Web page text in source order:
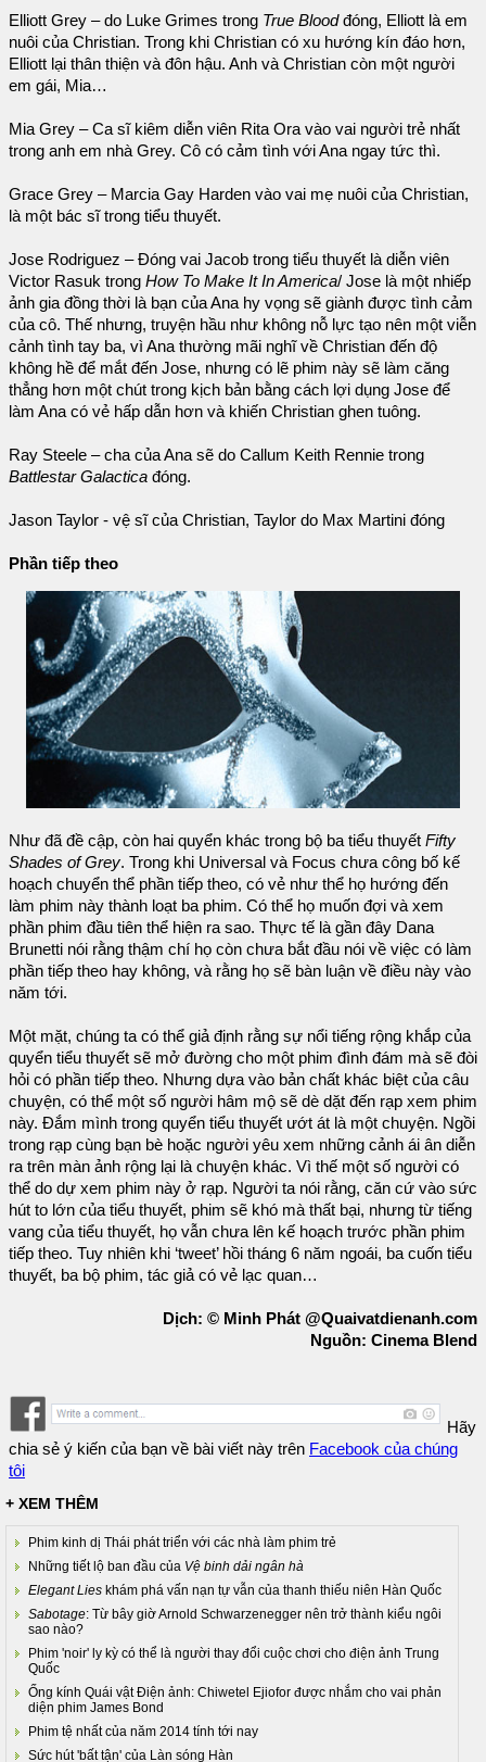
Elliott Grey – do Luke Grimes trong True Bloodđóng, Elliott là em
nuôi của Christian. Trong khi Christian có xu hướng kín đáo hơn,
Elliott lại thân thiện và đôn hậu. Anh và Christian còn một người
em gái, Mia…
Mia Grey – Ca sĩ kiêm diễn viên Rita Ora vào vai người trẻ nhất
trong anh em nhà Grey. Cô có cảm tình với Ana ngay tức thì.
Grace Grey – Marcia Gay Harden vào vai mẹ nuôi của Christian,
là một bác sĩ trong tiểu thuyết.
Jose Rodriguez – Đóng vai Jacob trong tiểu thuyết là diễn viên
Victor Rasuk trong How To Make It In America/ Jose là một nhiếp
ảnh gia đồng thời là bạn của Ana hy vọng sẽ giành được tình cảm
của cô. Thế nhưng, truyện hầu như không nỗ lực tạo nên một viễn
cảnh tình tay ba, vì Ana thường mãi nghĩ về Christian đến độ
không hề để mắt đến Jose, nhưng có lẽ phim này sẽ làm căng
thẳng hơn một chút trong kịch bản bằng cách lợi dụng Jose để
làm Ana có vẻ hấp dẫn hơn và khiến Christian ghen tuông.
Ray Steele – cha của Ana sẽ do Callum Keith Rennie trong
Battlestar Galactica đóng.
Jason Taylor - vệ sĩ của Christian, Taylor do Max Martini đóng
Phần tiếp theo
Như đã đề cập, còn hai quyển khác trong bộ ba tiểu thuyết Fifty
Shades of Grey. Trong khi Universal và Focus chưa công bố kế
hoạch chuyển thể phần tiếp theo, có vẻ như thể họ hướng đến
làm phim này thành loạt ba phim. Có thể họ muốn đợi và xem
phần phim đầu tiên thể hiện ra sao. Thực tế là gần đây Dana
Brunetti nói rằng thậm chí họ còn chưa bắt đầu nói về việc có làm
phần tiếp theo hay không, và rằng họ sẽ bàn luận về điều này vào
năm tới.
Một mặt, chúng ta có thể giả định rằng sự nổi tiếng rộng khắp của
quyển tiểu thuyết sẽ mở đường cho một phim đình đám mà sẽ đòi
hỏi có phần tiếp theo. Nhưng dựa vào bản chất khác biệt của câu
chuyện, có thể một số người hâm mộ sẽ dè dặt đến rạp xem phim
này. Đắm mình trong quyển tiểu thuyết ướt át là một chuyện. Ngồi
trong rạp cùng bạn bè hoặc người yêu xem những cảnh ái ân diễn
ra trên màn ảnh rộng lại là chuyện khác. Vì thế một số người có
thể do dự xem phim này ở rạp. Người ta nói rằng, căn cứ vào sức
hút to lớn của tiểu thuyết, phim sẽ khó mà thất bại, nhưng từ tiếng
vang của tiểu thuyết, họ vẫn chưa lên kế hoạch trước phần phim
tiếp theo. Tuy nhiên khi ‘tweet’ hồi tháng 6 năm ngoái, ba cuốn tiểu
thuyết, ba bộ phim, tác giả có vẻ lạc quan…
Dịch: © Minh Phát @Quaivatdienanh.com
Nguồn: Cinema Blend
Hãy
chia sẻ ý kiến của bạn về bài viết này trên Facebook của chúng
tôi
+ XEM THÊM
Phim kinh dị Thái phát triển với các nhà làm phim trẻ
Những tiết lộ ban đầu của Vệ binh dải ngân hà
Elegant Lies khám phá vấn nạn tự vẫn của thanh thiếu niên Hàn Quốc
Sabotage: Từ bây giờ Arnold Schwarzenegger nên trở thành kiểu ngôi
sao nào?
Phim 'noir' ly kỳ có thể là người thay đổi cuộc chơi cho điện ảnh Trung
Quốc
Ống kính Quái vật Điện ảnh: Chiwetel Ejiofor được nhắm cho vai phản
diện phim James Bond
Phim tệ nhất của năm 2014 tính tới nay
Sức hút 'bất tận' của Làn sóng Hàn